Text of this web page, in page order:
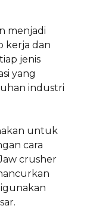
menjadi
kerja dan
jenis
yang
industri
untuk
cara
crusher